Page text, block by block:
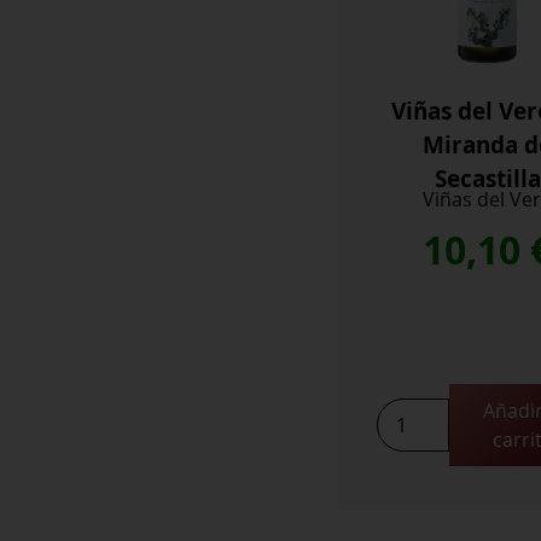
Viñas del
Miranda
Secastilla
Viñas del
10,10
Viñas
del